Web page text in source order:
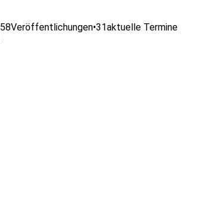
58Veröffentlichungen•31aktuelle Termine